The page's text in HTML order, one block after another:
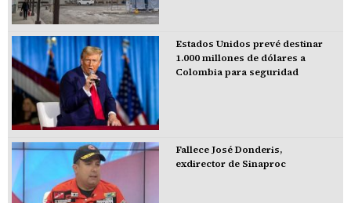
Estados Unidos prevé destinar
1.000 millones de dólares a
Colombia para seguridad
Fallece José Donderis,
exdirector de Sinaproc